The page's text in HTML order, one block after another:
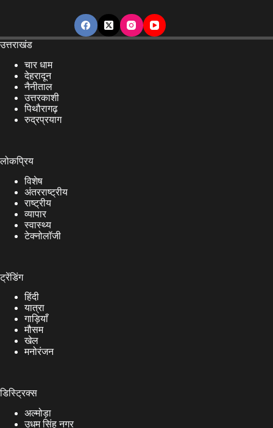
उत्तराखंड
चार धाम
देहरादून
नैनीताल
उत्तरकाशी
पिथौरागढ़
रुद्रप्रयाग
लोकप्रिय
विशेष
अंतरराष्ट्रीय
राष्ट्रीय
व्यापार
स्वास्थ्य
टेक्नोलॉजी
ट्रेंडिंग
हिंदी
यात्रा
गाड़ियाँ
मौसम
खेल
मनोरंजन
डिस्ट्रिक्स
अल्मोड़ा
उधम सिंह नगर